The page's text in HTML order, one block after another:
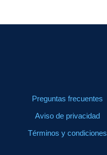
Preguntas frecuentes
Aviso de privacidad
Términos y condiciones